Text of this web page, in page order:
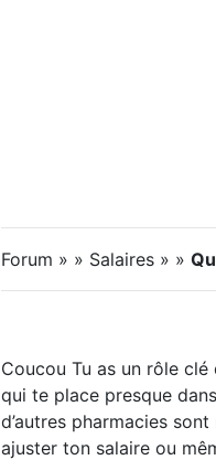
Forum » » Salaires » »
Coucou Tu as un rôle
qui te place presque
d’autres pharmacies
ajuster ton salaire ou